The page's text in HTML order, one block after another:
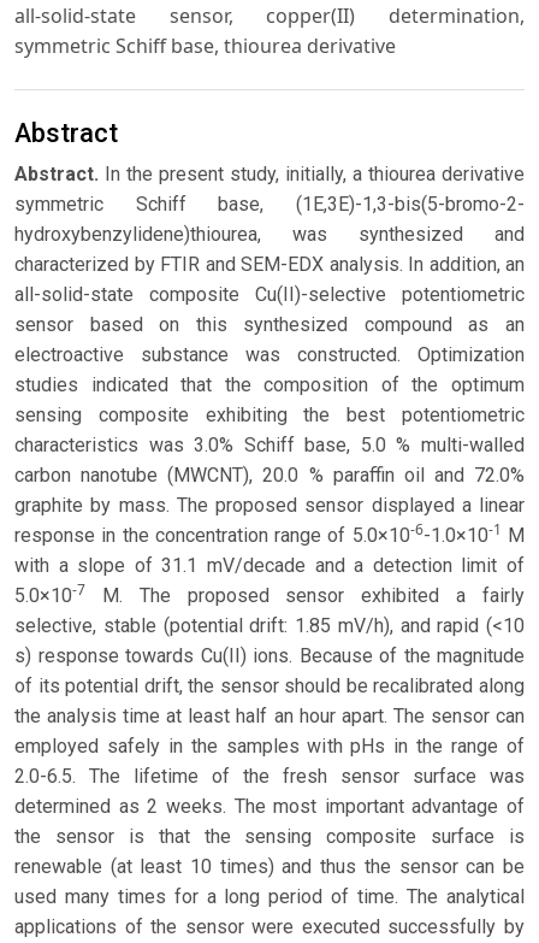
all-solid-state sensor, copper(II) determination,
symmetric Schiff base, thiourea derivative
Abstract
Abstract. In the present study, initially, a thiourea derivative
symmetric Schiff base, (1E,3E)-1,3-bis(5-bromo-2-
hydroxybenzylidene)thiourea, was synthesized and
characterized by FTIR and SEM-EDX analysis. In addition, an
all-solid-state composite Cu(II)-selective potentiometric
sensor based on this synthesized compound as an
electroactive substance was constructed. Optimization
studies indicated that the composition of the optimum
sensing composite exhibiting the best potentiometric
characteristics was 3.0% Schiff base, 5.0 % multi-walled
carbon nanotube (MWCNT), 20.0 % paraffin oil and 72.0%
graphite by mass. The proposed sensor displayed a linear
response in the concentration range of 5.0×10-6-1.0×10-1 M
with a slope of 31.1 mV/decade and a detection limit of
5.0×10-7 M. The proposed sensor exhibited a fairly
selective, stable (potential drift: 1.85 mV/h), and rapid (<10
s) response towards Cu(II) ions. Because of the magnitude
of its potential drift, the sensor should be recalibrated along
the analysis time at least half an hour apart. The sensor can
employed safely in the samples with pHs in the range of
2.0-6.5. The lifetime of the fresh sensor surface was
determined as 2 weeks. The most important advantage of
the sensor is that the sensing composite surface is
renewable (at least 10 times) and thus the sensor can be
used many times for a long period of time. The analytical
applications of the sensor were executed successfully by